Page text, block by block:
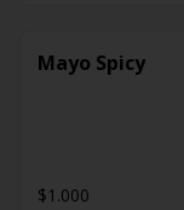
Mayo Spicy
$1.000